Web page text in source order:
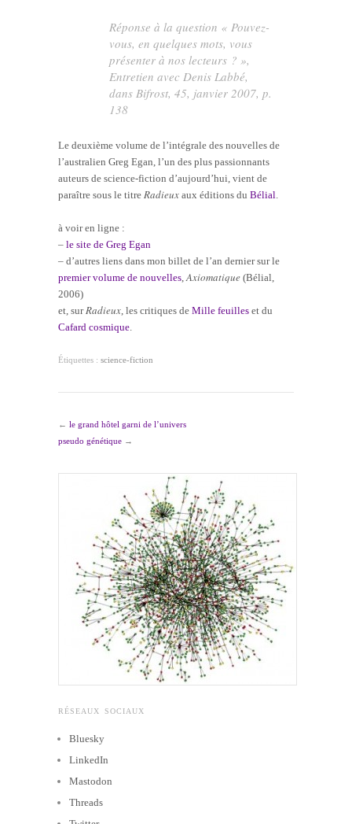
Réponse à la question « Pouvez-
vous, en quelques mots, vous
présenter à nos lecteurs ? »,
Entretien avec Denis Labbé,
dans Bifrost, 45, janvier 2007, p.
138
Le deuxième volume de l’intégrale des nouvelles de
l’australien Greg Egan, l’un des plus passionnants
auteurs de science-fiction d’aujourd’hui, vient de
paraître sous le titre Radieux aux éditions du Bélial.
à voir en ligne :
– le site de Greg Egan
– d’autres liens dans mon billet de l’an dernier sur le
premier volume de nouvelles,Axiomatique (Bélial,
2006)
et, surRadieux, les critiques de Mille feuilles et du
Cafard cosmique.
Étiquettes : science-fiction
← le grand hôtel garni de l’univers
pseudo génétique →
RÉSEAUX SOCIAUX
Bluesky
LinkedIn
Mastodon
Threads